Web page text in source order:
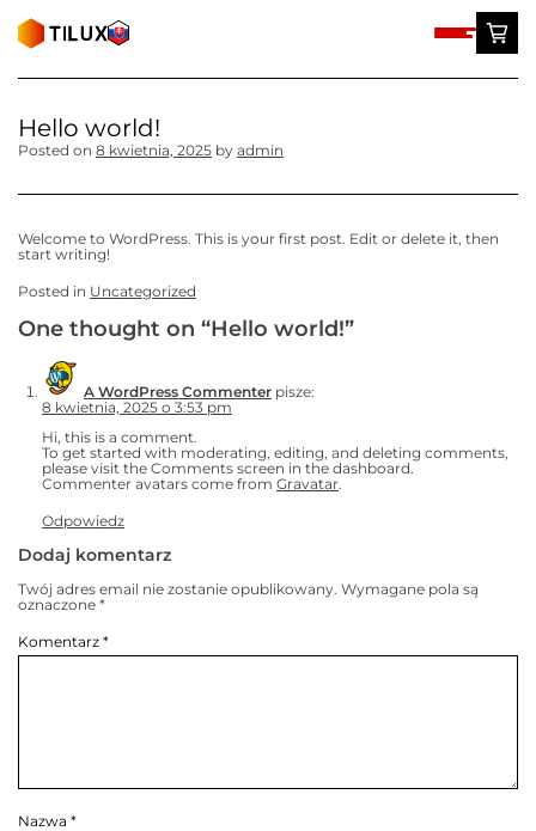
content
Hello world!
Posted on 8 kwietnia, 2025 by admin
Welcome to WordPress. This is your first post. Edit or delete it, then
start writing!
Posted in Uncategorized
One thought on “Hello world!”
A WordPress Commenter pisze:
8 kwietnia, 2025 o 3:53 pm
Hi, this is a comment.
To get started with moderating, editing, and deleting comments,
please visit the Comments screen in the dashboard.
Commenter avatars come from Gravatar
Odpowiedz
Dodaj komentarz
Twój adres email nie zostanie opublikowany. Wymagane pola są
oznaczone *
Komentarz *
Nazwa *